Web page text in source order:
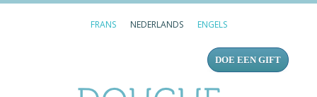
FRANS NEDERLANDS ENGELS
DOE EEN GIFT